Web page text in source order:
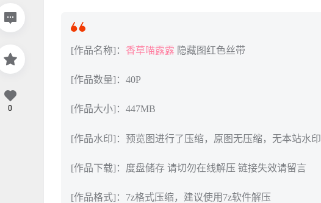
[作品名称]： 香草喵露露 隐藏图红色丝带
[作品数量]：40P
[作品大小]：447MB
[作品水印]：预览图进行了压缩，原图无压缩，无本站水印
[作品下载]：度盘储存 请切勿在线解压 链接失效请留言
[作品格式]：7z格式压缩，建议使用7z软件解压
0